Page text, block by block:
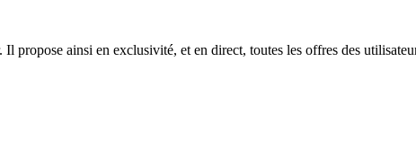
ainsi en exclusivité, et en direct, toutes les offres des